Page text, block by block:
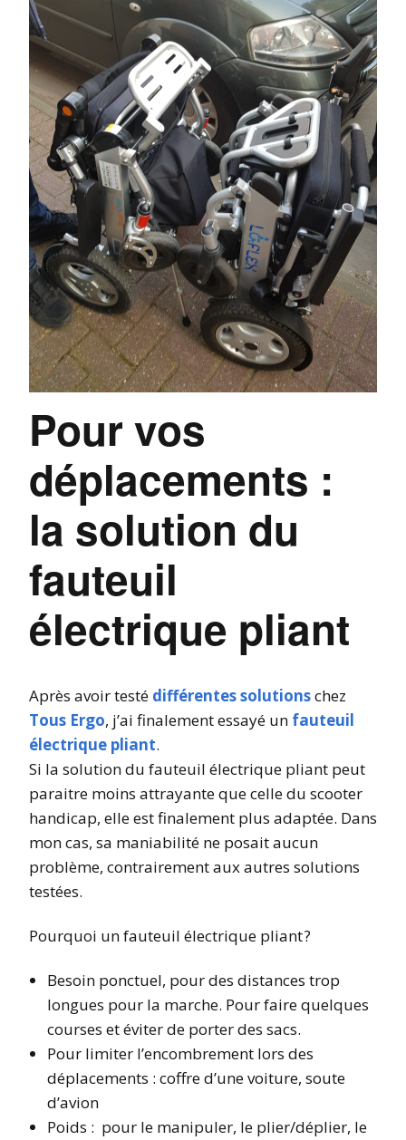
Pour vos
déplacements :
la solution du
fauteuil
électrique pliant
Après avoir testé différentes solutionschez
Tous Ergo, j’ai finalement essayé un fauteuil
électrique pliant.
Si la solution du fauteuil électrique pliant peut
paraitre moins attrayante que celle du scooter
handicap, elle est finalement plus adaptée. Dans
mon cas, sa maniabilité ne posait aucun
problème, contrairement aux autres solutions
testées.
Pourquoi un fauteuil électrique pliant ?
Besoin ponctuel, pour des distances trop
longues pour la marche. Pour faire quelques
courses et éviter de porter des sacs.
Pour limiter l’encombrement lors des
déplacements : coffre d’une voiture, soute
d’avion
Poids : pour le manipuler, le plier/déplier, le